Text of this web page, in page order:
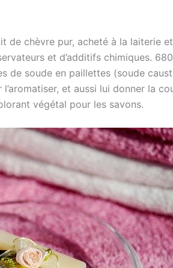
de chèvre pur, acheté à la laiterie
et d’additifs chimiques. 680
de soude en paillettes (soude
et aussi lui donner la
végétal pour les savons.